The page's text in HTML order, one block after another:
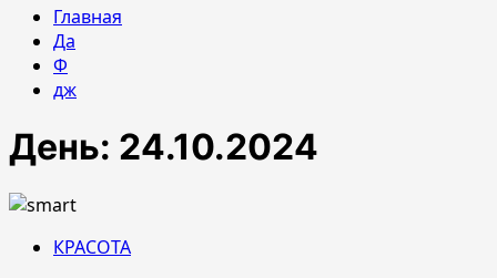
Главная
Да
Ф
дж
День: 24.10.2024
КРАСОТА